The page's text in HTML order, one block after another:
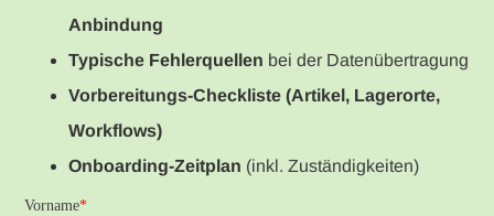
Anbindung
Typische Fehlerquellen bei der Datenübertragung
Vorbereitungs-Checkliste(Artikel, Lagerorte,
Workflows)
Onboarding-Zeitplan (inkl. Zuständigkeiten)